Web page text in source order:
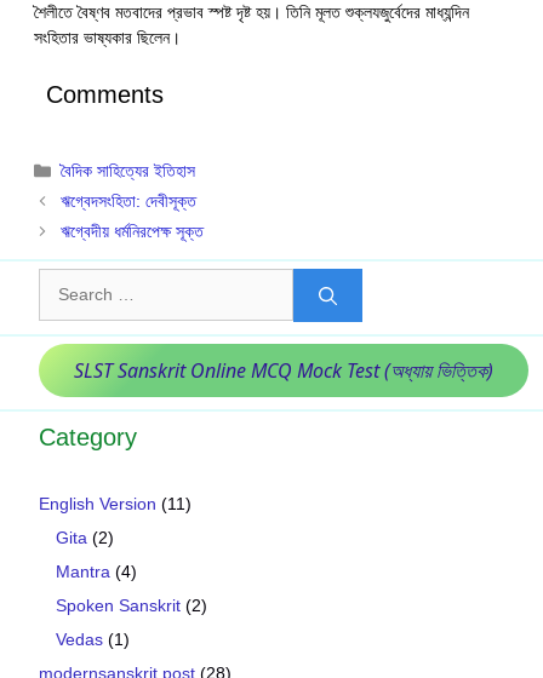
শৈলীতে বৈষ্ণব মতবাদের প্রভাব স্পষ্ট দৃষ্ট হয়। তিনি মূলত শুক্লযজুর্বেদের মাধ্যন্দিন
সংহিতার ভাষ্যকার ছিলেন।
Comments
Categories
বৈদিক সাহিত্যের ইতিহাস
ঋগ্বেদসংহিতা: দেবীসূক্ত
ঋগ্বেদীয় ধর্মনিরপেক্ষ সূক্ত
for:
SLST Sanskrit Online MCQ Mock Test (অধ্যায় ভিত্তিক)
Category
English Version (11)
Gita (2)
Mantra (4)
Spoken Sanskrit (2)
Vedas (1)
modernsanskrit post (28)